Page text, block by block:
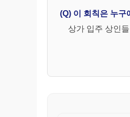
① 임원은 총
② 제1항의 규
④ 제3항의
(Q) 이 회칙은 누구
상가 입주 상인